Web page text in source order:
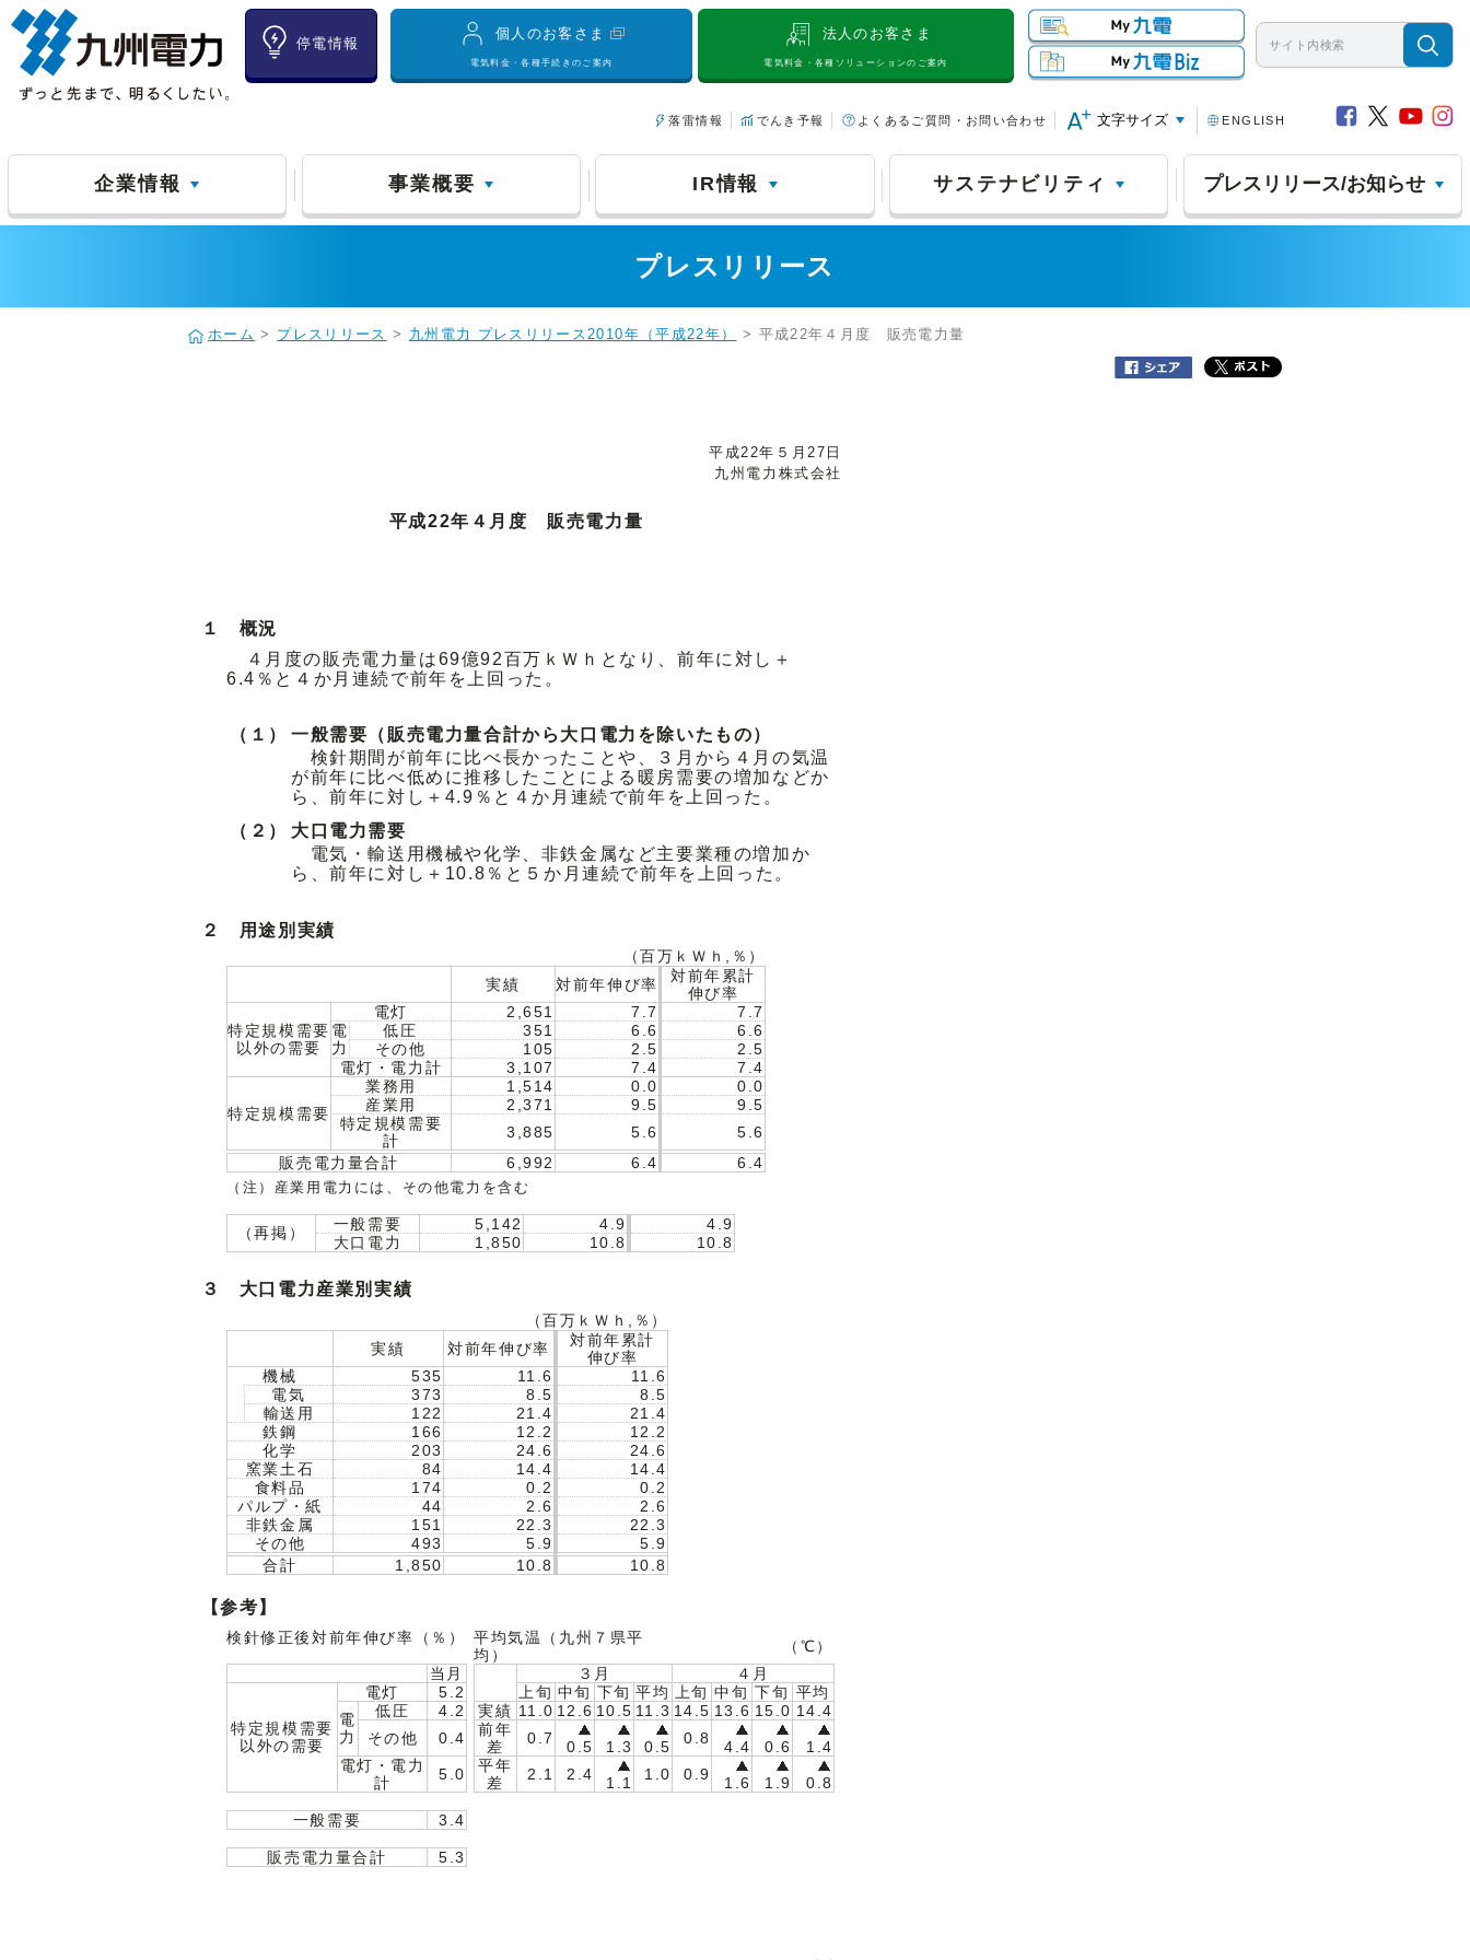
停電情報
個人のお客さま
電気料金・各種手続きのご案内
法人のお客さま
電気料金・各種ソリューションのご案内
落雷情報 でんき予報 よくあるご質問・お問い合わせ 文字サイズ ENGLISH
企業情報 事業概要 IR情報 サステナビリティ プレスリリース/お知らせ
プレスリリース
ホーム > プレスリリース > 九州電力 プレスリリース2010年（平成22年） > 平成22年４月度 販売電力量
平成22年５月27日
九州電力株式会社
平成22年４月度 販売電力量
１ 概況
４月度の販売電力量は69億92百万ｋＷｈとなり、前年に対し＋
6.4％と４か月連続で前年を上回った。
（１）
一般需要（販売電力量合計から大口電力を除いたもの）
検針期間が前年に比べ長かったことや、３月から４月の気温
が前年に比べ低めに推移したことによる暖房需要の増加などか
ら、前年に対し＋4.9％と４か月連続で前年を上回った。
（２）
大口電力需要
電気・輸送用機械や化学、非鉄金属など主要業種の増加か
ら、前年に対し＋10.8％と５か月連続で前年を上回った。
２ 用途別実績
（百万ｋＷｈ,％）
実績
対前年伸び率
対前年累計
伸び率
特定規模需要
以外の需要
電灯 2,651 7.7
7.7
電
力
低圧 351 6.6
6.6
その他
105 2.5
2.5
電灯・電力計
3,107 7.4 7.4
特定規模需要
業務用 1,514 0.0
0.0
産業用
2,371 9.5
9.5
特定規模需要
計
3,885 5.6
5.6
販売電力量合計
6,992 6.4 6.4
（注）産業用電力には、その他電力を含む
（再掲） 一般需要 5,142 4.9
4.9
大口電力
1,850 10.8 10.8
３ 大口電力産業別実績
（百万ｋＷｈ,％）
実績
対前年伸び率
対前年累計
伸び率
機械
535 11.6
11.6
電気
373 8.5
8.5
輸送用
122 21.4
21.4
鉄鋼
166 12.2
12.2
化学
203 24.6
24.6
窯業土石
84 14.4
14.4
食料品
174 0.2
0.2
パルプ・紙
44 2.6
2.6
非鉄金属
151 22.3
22.3
その他
493 5.9
5.9
合計
1,850 10.8 10.8
【参考】
検針修正後対前年伸び率（％）
平均気温（九州７県平
均）
（℃）
当月
３月 ４月
特定規模需要
以外の需要
電灯 5.2 上旬 中旬 下旬 平均 上旬 中旬 下旬 平均
電
力
低圧 4.2 実績 11.0 12.6 10.5 11.3 14.5 13.6 15.0 14.4
その他
0.4
前年
差
0.7 0.5 1.3 0.5 0.8 4.4 0.6
1.4
電灯・電力
計
5.0
平年
差
2.1 2.4 1.1 1.0 0.9 1.6 1.9 0.8
一般需要 3.4
販売電力量合計 5.3